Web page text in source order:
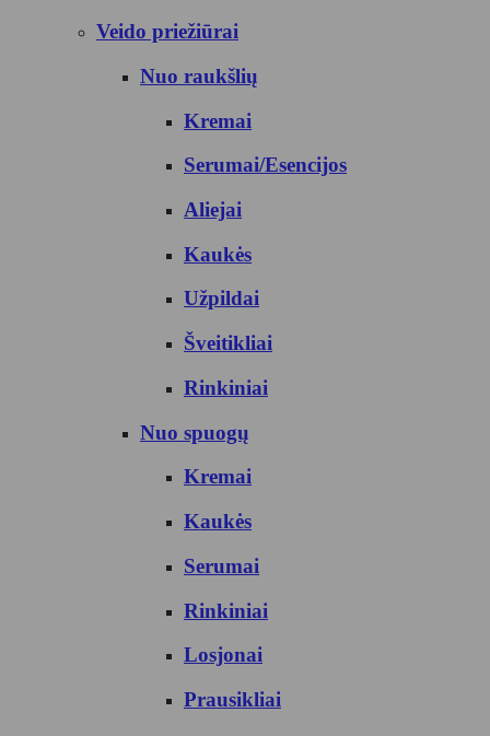
Veido priežiūrai
Nuo raukšlių
Kremai
Serumai/Esencijos
Aliejai
Kaukės
Užpildai
Šveitikliai
Rinkiniai
Nuo spuogų
Kremai
Kaukės
Serumai
Rinkiniai
Losjonai
Prausikliai